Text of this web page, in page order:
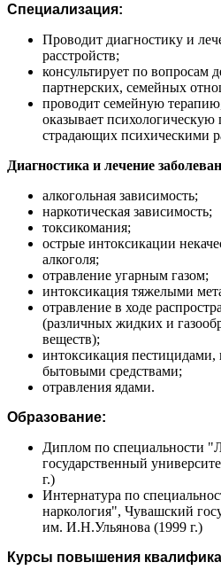
Специализация:
Проводит диагностику и
расстройств;
консультирует по вопросам
партнерских, семейных
проводит семейную
оказывает
страдающих психическими
Диагностика и лечение
алкогольная зависимость;
наркотическая зависимость;
токсикомания;
острые интоксикации
алкоголя;
отравление угарным газом;
интоксикация тяжелыми
отравление в ходе
(различных жидких и
веществ);
интоксикация
бытовыми средствами;
отравления ядами.
Образование:
Диплом по специальности
государственный
г.)
Интернатура по
наркология", Чувашский
им. И.Н.Ульянова (1999 г.)
Курсы повышения